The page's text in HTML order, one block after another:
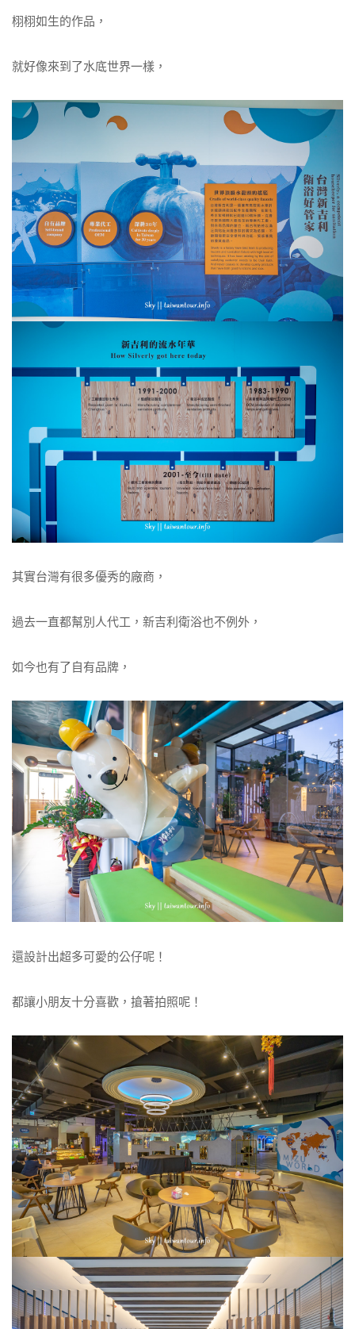
栩栩如生的作品，
就好像來到了水底世界一樣，
其實台灣有很多優秀的廠商，
過去一直都幫別人代工，新吉利衛浴也不例外，
如今也有了自有品牌，
還設計出超多可愛的公仔呢！
都讓小朋友十分喜歡，搶著拍照呢！